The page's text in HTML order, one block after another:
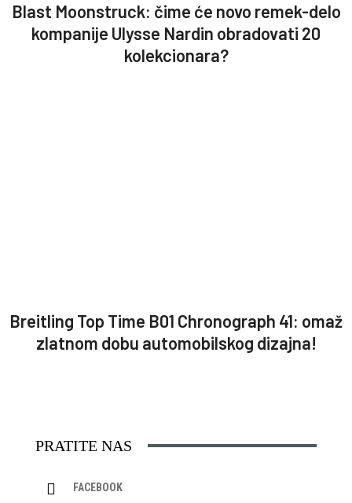
Blast Moonstruck: čime će novo remek-delo
kompanije Ulysse Nardin obradovati 20
kolekcionara?
Breitling Top Time B01 Chronograph 41: omaž
zlatnom dobu automobilskog dizajna!
PRATITE NAS
FACEBOOK